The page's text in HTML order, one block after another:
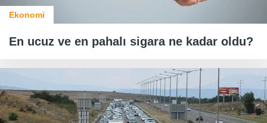
Ekonomi
En ucuz ve en pahalı sigara ne kadar oldu?